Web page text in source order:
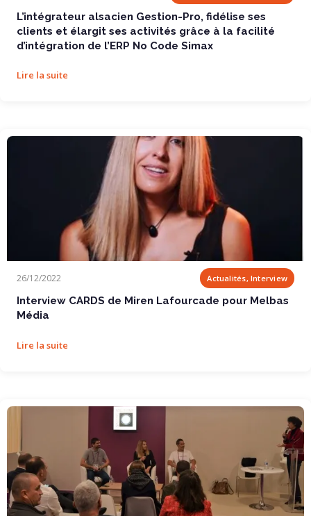
L’intégrateur alsacien Gestion-Pro, fidélise ses
clients et élargit ses activités grâce à la facilité
d’intégration de l’ERP No Code Simax
Lire la suite
Interview CARDS de Miren Lafourcade pour Melbas Média
26/12/2022 Actualités, Interview
Interview CARDS de Miren Lafourcade pour Melbas
Média
Lire la suite